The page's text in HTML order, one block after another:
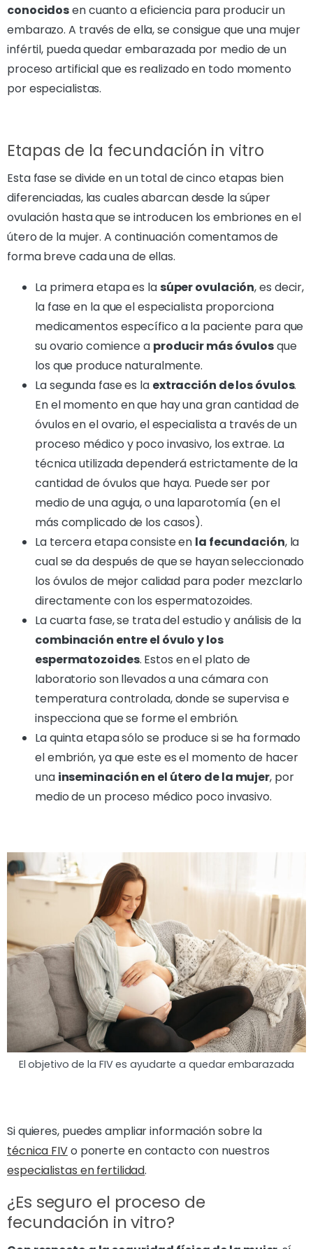
conocidosen cuanto a eficiencia para producir un
embarazo. A través de ella, se consigue que una mujer
infértil, pueda quedar embarazada por medio de un
proceso artificial que es realizado en todo momento
por especialistas.
Etapas de la fecundación in vitro
Esta fase se divide en un total de cinco etapas bien
diferenciadas, las cuales abarcan desde la súper
ovulación hasta que se introducen los embriones en el
útero de la mujer. A continuación comentamos de
forma breve cada una de ellas.
La primera etapa es la súper ovulación, es decir,
la fase en la que el especialista proporciona
medicamentos específico a la paciente para que
su ovario comience a producir más óvulosque
los que produce naturalmente.
La segunda fase es la extracción de los óvulos.
En el momento en que hay una gran cantidad de
óvulos en el ovario, el especialista a través de un
proceso médico y poco invasivo, los extrae. La
técnica utilizada dependerá estrictamente de la
cantidad de óvulos que haya. Puede ser por
medio de una aguja, o una laparotomía (en el
más complicado de los casos).
La tercera etapa consiste en la fecundación, la
cual se da después de que se hayan seleccionado
los óvulos de mejor calidad para poder mezclarlo
directamente con los espermatozoides.
La cuarta fase, se trata delestudio y análisis de la
combinación entre el óvulo y los
espermatozoides. Estos en el plato de
laboratorio son llevados a una cámara con
temperatura controlada, donde se supervisa e
inspecciona que se forme el embrión.
La quinta etapasólo se produce si se ha formado
el embrión, ya que este es el momento de hacer
una inseminación en el útero de la mujer, por
medio de un proceso médico poco invasivo.
El objetivo de la FIV es ayudarte a quedar embarazada
Si quieres, puedes ampliar información sobre la
técnica FIVo ponerte en contacto con nuestros
especialistas en fertilidad.
¿Es seguro el proceso de
fecundación in vitro?